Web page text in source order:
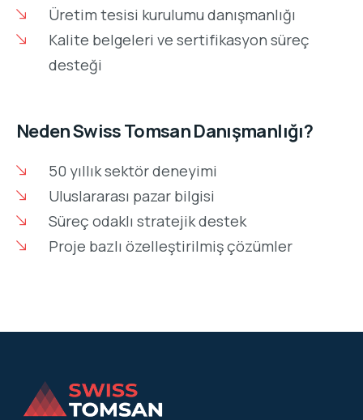
Üretim tesisi kurulumu danışmanlığı
Kalite belgeleri ve sertifikasyon süreç
desteği
Neden Swiss Tomsan Danışmanlığı?
50 yıllık sektör deneyimi
Uluslararası pazar bilgisi
Süreç odaklı stratejik destek
Proje bazlı özelleştirilmiş çözümler